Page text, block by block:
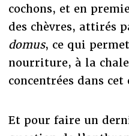
cochons, et en
des chèvres, attirés
domus, ce qui
nourriture, à la
concentrées dans cet
Et pour faire un